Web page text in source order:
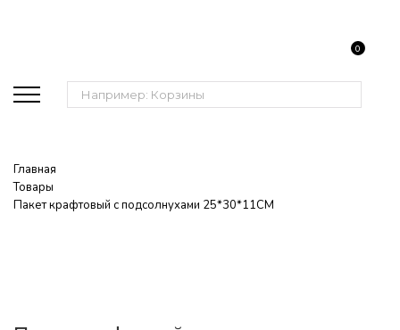
Поиск:
0
Главная
Товары
Пакет крафтовый с подсолнухами 25*30*11CM